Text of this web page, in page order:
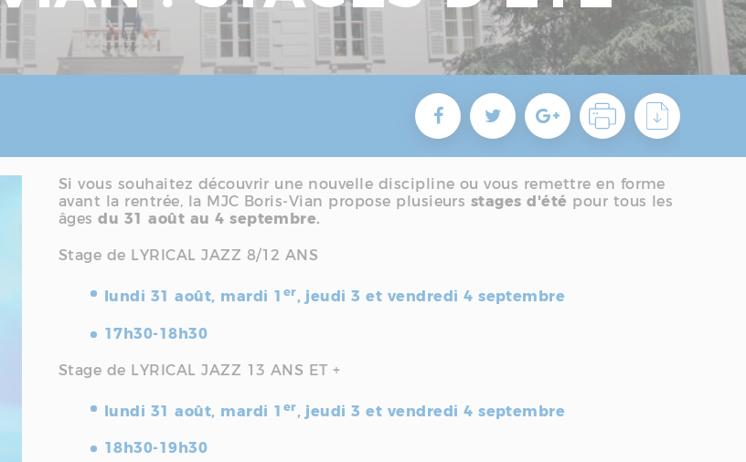
Si vous souhaitez découvrir une nouvelle discipline ou vous remettre en forme
avant la rentrée, la MJC Boris-Vian propose plusieurs stages d'été pour tous les
âgesdu 31 août au 4 septembre.
Stage de LYRICAL JAZZ 8/12 ANS
lundi 31 août, mardi 1 er, jeudi 3 et vendredi 4 septembre
17h30-18h30
Stage de LYRICAL JAZZ 13 ANS ET +
lundi 31 août, mardi 1 er, jeudi 3 et vendredi 4 septembre
18h30-19h30